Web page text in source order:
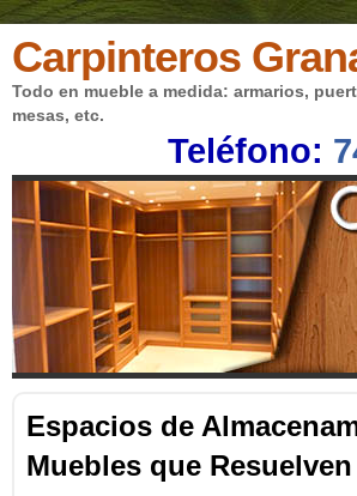
Carpinteros
Todo en mueble a medida: armarios,
mesas, etc.
Teléfono:
Espacios de
Muebles que